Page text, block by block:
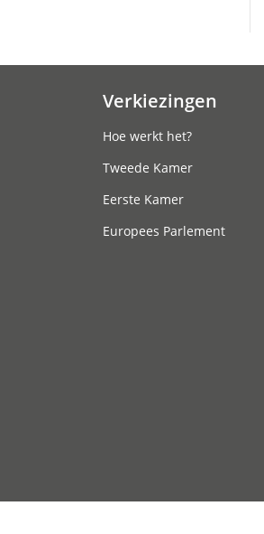
Verkiezingen
Hoe werkt het?
Tweede Kamer
Eerste Kamer
Europees Parlement